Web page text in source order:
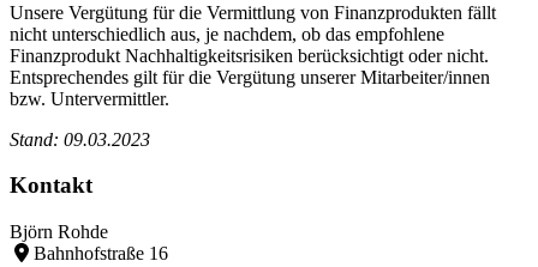
Unsere Vergütung für die Vermittlung von Finanzprodukten fällt
nicht unterschiedlich aus, je nachdem, ob das empfohlene
Finanzprodukt Nachhaltigkeitsrisiken berücksichtigt oder nicht.
Entsprechendes gilt für die Vergütung unserer Mitarbeiter/innen
bzw. Untervermittler.
Stand: 09.03.2023
Kontakt
Björn Rohde
Bahnhofstraße 16